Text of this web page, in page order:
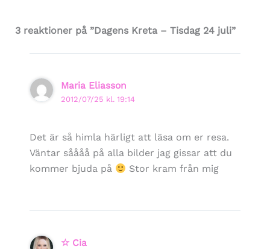
3 reaktioner på ”Dagens Kreta – Tisdag 24 juli”
Maria Eliasson
2012/07/25 kl. 19:14
Det är så himla härligt att läsa om er resa.
Väntar såååå på alla bilder jag gissar att du
kommer bjuda på
Stor kram från mig
☆ Cia